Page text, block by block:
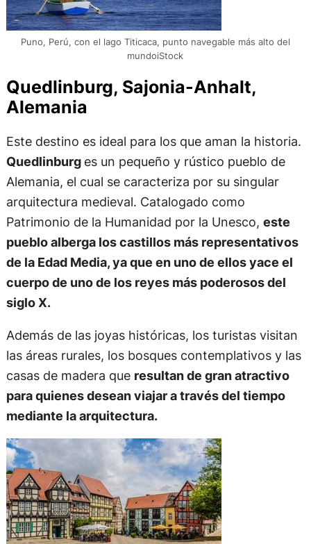
Puno, Perú, con el lago Titicaca, punto navegable más alto del
mundoiStock
Quedlinburg, Sajonia-Anhalt,
Alemania
Este destino es ideal para los que aman la historia.
Quedlinburg es un pequeño y rústico pueblo de
Alemania, el cual se caracteriza por su singular
arquitectura medieval. Catalogado como
Patrimonio de la Humanidad por la Unesco, este
pueblo alberga los castillos más representativos
de la Edad Media, ya que en uno de ellos yace el
cuerpo de uno de los reyes más poderosos del
siglo X.
Además de las joyas históricas, los turistas visitan
las áreas rurales, los bosques contemplativos y las
casas de madera que resultan de gran atractivo
para quienes desean viajar a través del tiempo
mediante la arquitectura.